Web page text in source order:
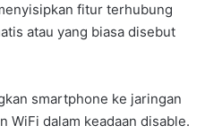
fitur terhubung
atau yang biasa disebut
smartphone ke jaringan
WiFi dalam keadaan disable.